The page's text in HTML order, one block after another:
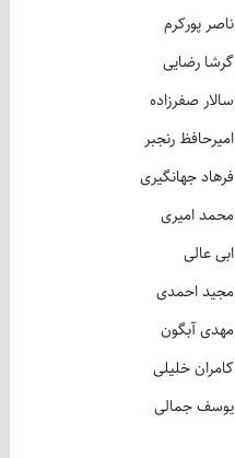
ناصر پورکرم
گرشا رضایی
سالار صفرزاده
امیرحافظ رنجبر
فرهاد جهانگیری
محمد امیری
ابی عالی
مجید احمدی
مهدی آبگون
کامران خلیلی
یوسف جمالی